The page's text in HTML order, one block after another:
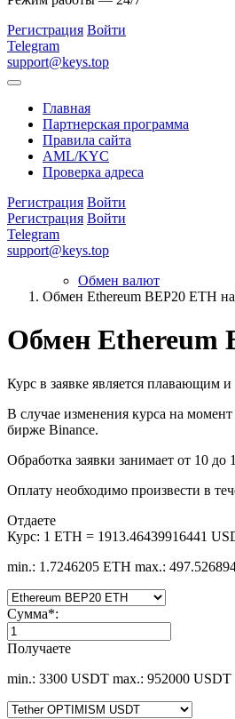
Регистрация Войти
Telegram
support@keys.top
Главная
Партнерская программа
Правила сайта
AML/KYC
Проверка адреса
Регистрация Войти
Регистрация Войти
Telegram
support@keys.top
Обмен валют
Обмен Ethereum BEP20 ETH
Обмен Ethereum
Курс в заявке является плавающим
В случае изменения курса на
бирже Binance.
Обработка заявки занимает от 10
Оплату необходимо произвести в
Отдаете
Курс: 1 ETH = 1913.46439916441
min.: 1.7246205 ETH max.:
Сумма*:
Получаете
min.: 3300 USDT max.: 952000 USDT